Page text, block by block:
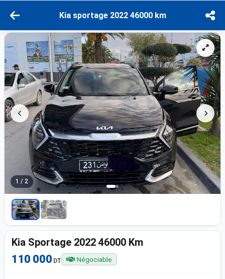
Kia sportage 2022 46000 km
1 / 2
Kia Sportage 2022 46000 Km
110 000 DT Négociable